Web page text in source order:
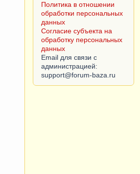
Политика в отношении
обработки персональных
данных
Согласие субъекта на
обработку персональных
данных
Email для связи с
администрацией: